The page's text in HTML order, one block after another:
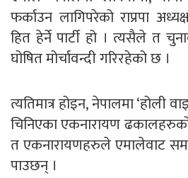
फर्काउन लागिपरेको राप्रपा
हित हेर्ने पार्टी हो । त्यसैले त
घोषित मोर्चावन्दी गरिरहेको छ ।
त्यतिमात्र होइन, नेपालमा ‘होली
चिनिएका एकनारायण
त एकनारायणहरुले एमालेवाट
पाउछन् ।